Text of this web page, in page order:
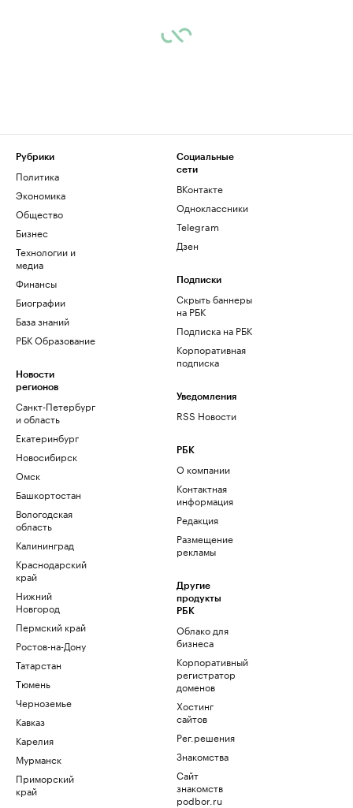
Рубрики
Политика
Экономика
Общество
Бизнес
Технологии и
медиа
Финансы
Биографии
База знаний
РБК Образование
Новости
регионов
Санкт-Петербург
и область
Екатеринбург
Новосибирск
Омск
Башкортостан
Вологодская
область
Калининград
Краснодарский
край
Нижний
Новгород
Пермский край
Ростов-на-Дону
Татарстан
Тюмень
Черноземье
Кавказ
Карелия
Мурманск
Приморский
край
Социальные
сети
ВКонтакте
Одноклассники
Telegram
Дзен
Подписки
Скрыть баннеры
на РБК
Подписка на РБК
Корпоративная
подписка
Уведомления
RSS Новости
РБК
О компании
Контактная
информация
Редакция
Размещение
рекламы
Другие
продукты
РБК
Облако для
бизнеса
Корпоративный
регистратор
доменов
Хостинг
сайтов
Рег.решения
Знакомства
Сайт
знакомств
podbor.ru